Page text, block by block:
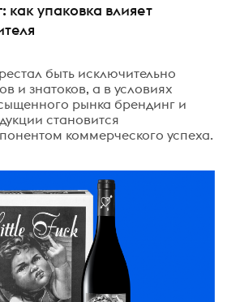
упаковка влияет
быть исключительно
и знатоков, а в условиях
рынка брендинг и
становится
коммерческого успеха.